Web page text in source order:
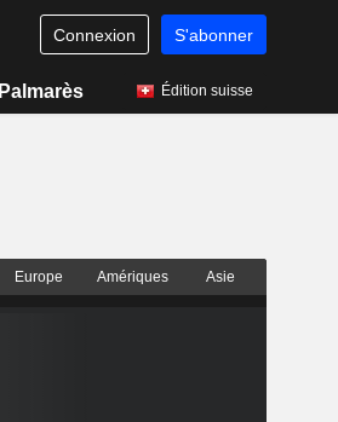
Connexion S'abonner
Palmarès Édition suisse
Europe Amériques Asie